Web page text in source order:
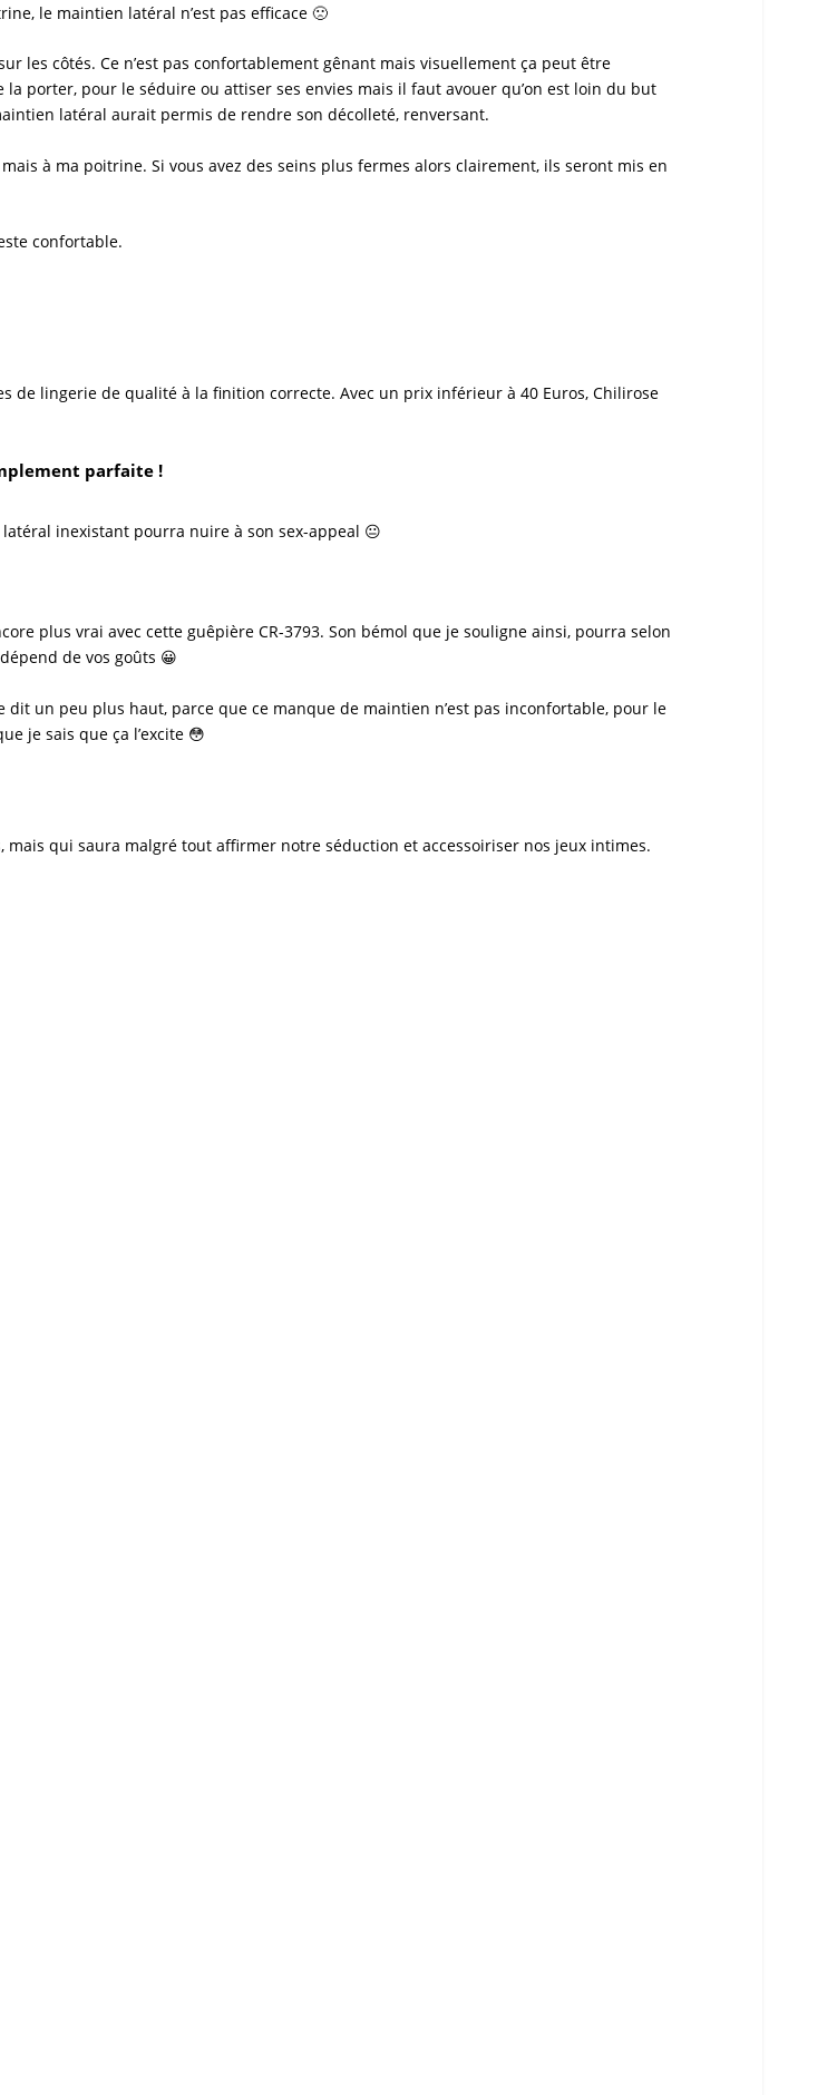
le maintien latéral n’est pas efficace 🙁
les côtés. Ce n’est pas confortablement gênant mais visuellement ça peut être
la porter, pour le séduire ou attiser ses envies mais il faut avouer qu’on est loin du but
latéral aurait permis de rendre son décolleté, renversant.
mais à ma poitrine. Si vous avez des seins plus fermes alors clairement, ils seront mis en
confortable.
de lingerie de qualité à la finition correcte. Avec un prix inférieur à 40 Euros, Chilirose
parfaite !
inexistant pourra nuire à son sex-appeal 😐
plus vrai avec cette guêpière CR-3793. Son bémol que je souligne ainsi, pourra selon
de vos goûts 😀
un peu plus haut, parce que ce manque de maintien n’est pas inconfortable, pour le
je sais que ça l’excite 😳
mais qui saura malgré tout affirmer notre séduction et accessoiriser nos jeux intimes.